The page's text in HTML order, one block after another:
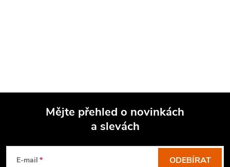
Mějte přehled o novinkách
a slevách
E-mail ODEBÍRAT